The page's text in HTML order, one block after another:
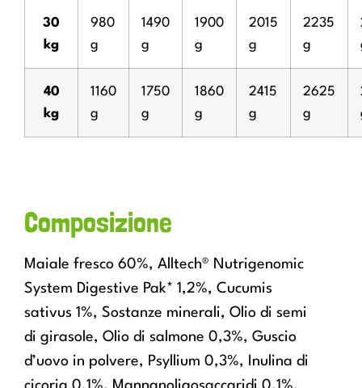
30
kg
980
g
1490
g
1900
g
2015
g
2235
g
40
kg
1160
g
1750
g
1860
g
2415
g
2625
g
Composizione
Maiale fresco 60%, Alltech® Nutrigenomic
System Digestive Pak* 1,2%, Cucumis
sativus 1%, Sostanze minerali, Olio di semi
di girasole, Olio di salmone 0,3%, Guscio
d’uovo in polvere, Psyllium 0,3%, Inulina di